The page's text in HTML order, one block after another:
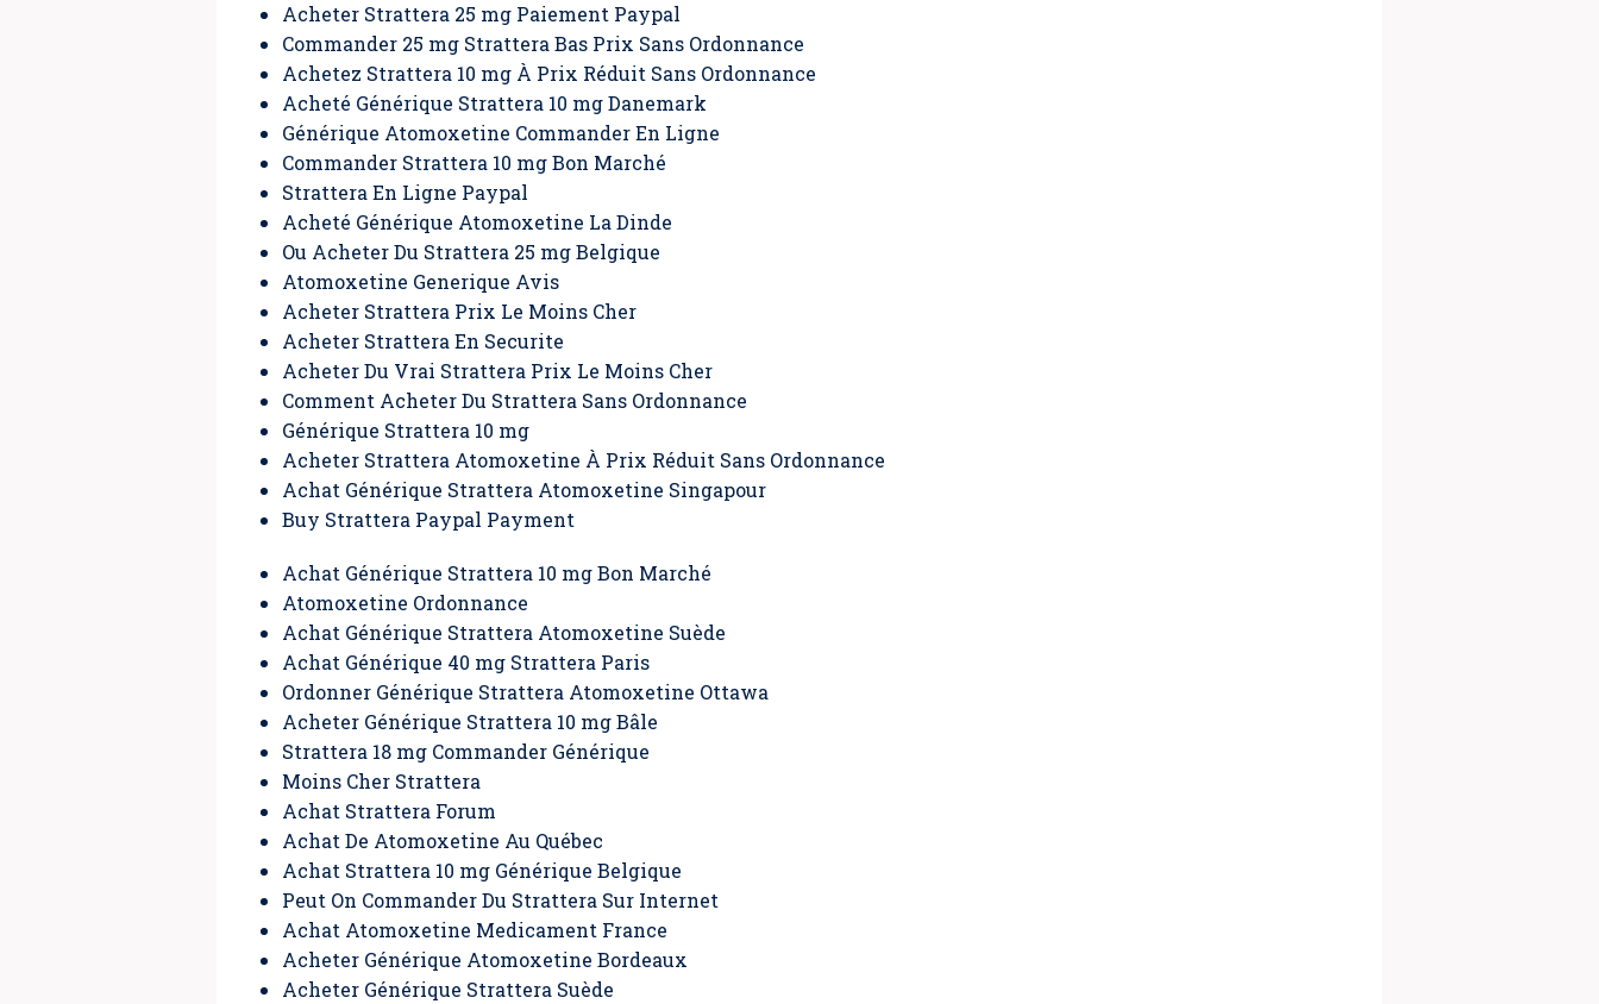
Acheter Strattera 25 mg Paiement Paypal
Commander 25 mg Strattera Bas Prix Sans Ordonnance
Achetez Strattera 10 mg À Prix Réduit Sans Ordonnance
Acheté Générique Strattera 10 mg Danemark
Générique Atomoxetine Commander En Ligne
Commander Strattera 10 mg Bon Marché
Strattera En Ligne Paypal
Acheté Générique Atomoxetine La Dinde
Ou Acheter Du Strattera 25 mg Belgique
Atomoxetine Generique Avis
Acheter Strattera Prix Le Moins Cher
Acheter Strattera En Securite
Acheter Du Vrai Strattera Prix Le Moins Cher
Comment Acheter Du Strattera Sans Ordonnance
Générique Strattera 10 mg
Acheter Strattera Atomoxetine À Prix Réduit Sans Ordonnance
Achat Générique Strattera Atomoxetine Singapour
Buy Strattera Paypal Payment
Achat Générique Strattera 10 mg Bon Marché
Atomoxetine Ordonnance
Achat Générique Strattera Atomoxetine Suède
Achat Générique 40 mg Strattera Paris
Ordonner Générique Strattera Atomoxetine Ottawa
Acheter Générique Strattera 10 mg Bâle
Strattera 18 mg Commander Générique
Moins Cher Strattera
Achat Strattera Forum
Achat De Atomoxetine Au Québec
Achat Strattera 10 mg Générique Belgique
Peut On Commander Du Strattera Sur Internet
Achat Atomoxetine Medicament France
Acheter Générique Atomoxetine Bordeaux
Acheter Générique Strattera Suède